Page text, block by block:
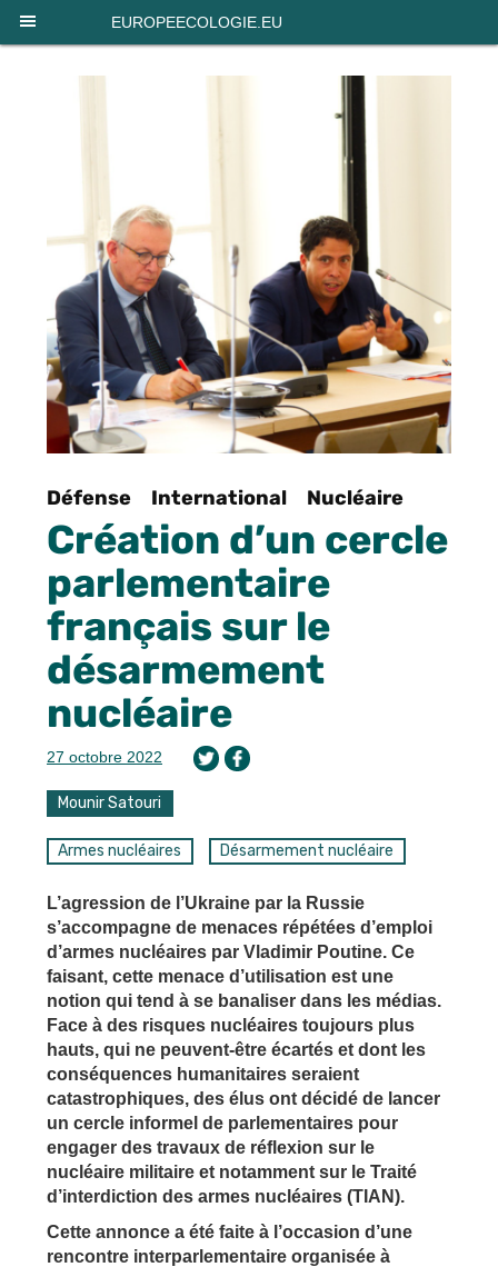
EUROPEECOLOGIE.EU
Défense International Nucléaire
Création d’un cercle
parlementaire
français sur le
désarmement
nucléaire
27 octobre 2022
Mounir Satouri
Armes nucléaires Désarmement nucléaire
L’agression de l’Ukraine par la Russie
s’accompagne de menaces répétées d’emploi
d’armes nucléaires par Vladimir Poutine. Ce
faisant, cette menace d’utilisation est une
notion qui tend à se banaliser dans les médias.
Face à des risques nucléaires toujours plus
hauts, qui ne peuvent-être écartés et dont les
conséquences humanitaires seraient
catastrophiques, des élus ont décidé de lancer
un cercle informel de parlementaires pour
engager des travaux de réflexion sur le
nucléaire militaire et notamment sur le Traité
d’interdiction des armes nucléaires (TIAN).
Cette annonce a été faite à l’occasion d’une
rencontre interparlementaire organisée à